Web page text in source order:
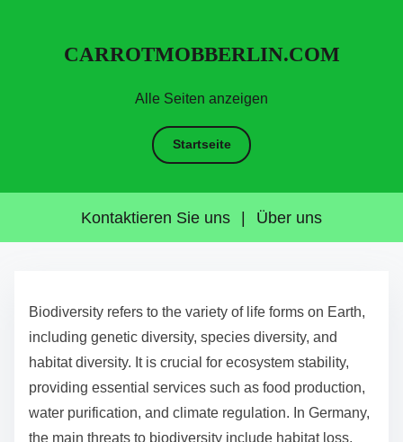
Alle Seiten anzeigen
CARROTMOBBERLIN.COM
Startseite
Kontaktieren Sie uns | Über uns
Biodiversity refers to the variety of life forms on Earth,
including genetic diversity, species diversity, and
habitat diversity. It is crucial for ecosystem stability,
providing essential services such as food production,
water purification, and climate regulation. In Germany,
the main threats to biodiversity include habitat loss,